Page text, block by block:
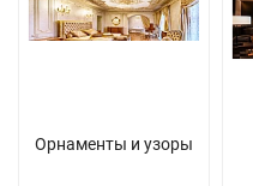
Орнаменты и узоры